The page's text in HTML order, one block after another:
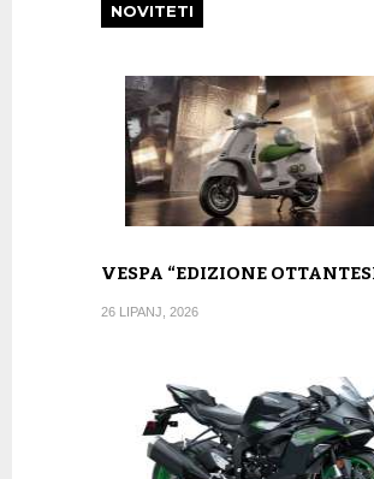
NOVITETI
VESPA “EDIZIONE
26 LIPANJ, 2026